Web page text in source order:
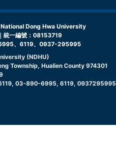
National Dong Hwa University
統一編號：08153719
、6119、0937-295995
(NDHU)
Township, Hualien County 974301
03-890-6995, 6119, 0937295995